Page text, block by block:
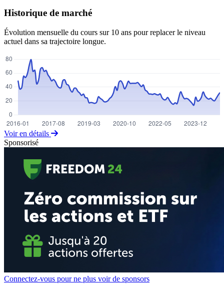
Historique de marché
Évolution mensuelle du cours sur 10 ans pour replacer le niveau
actuel dans sa trajectoire longue.
Voir en détails
Sponsorisé
Connectez-vous pour ne plus voir de sponsors